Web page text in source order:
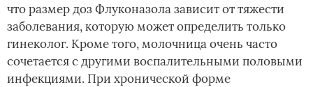
что размер доз Флуконазола зависит от тяжести
заболевания, которую может определить только
гинеколог. Кроме того, молочница очень часто
сочетается с другими воспалительными половыми
инфекциями. При хронической форме